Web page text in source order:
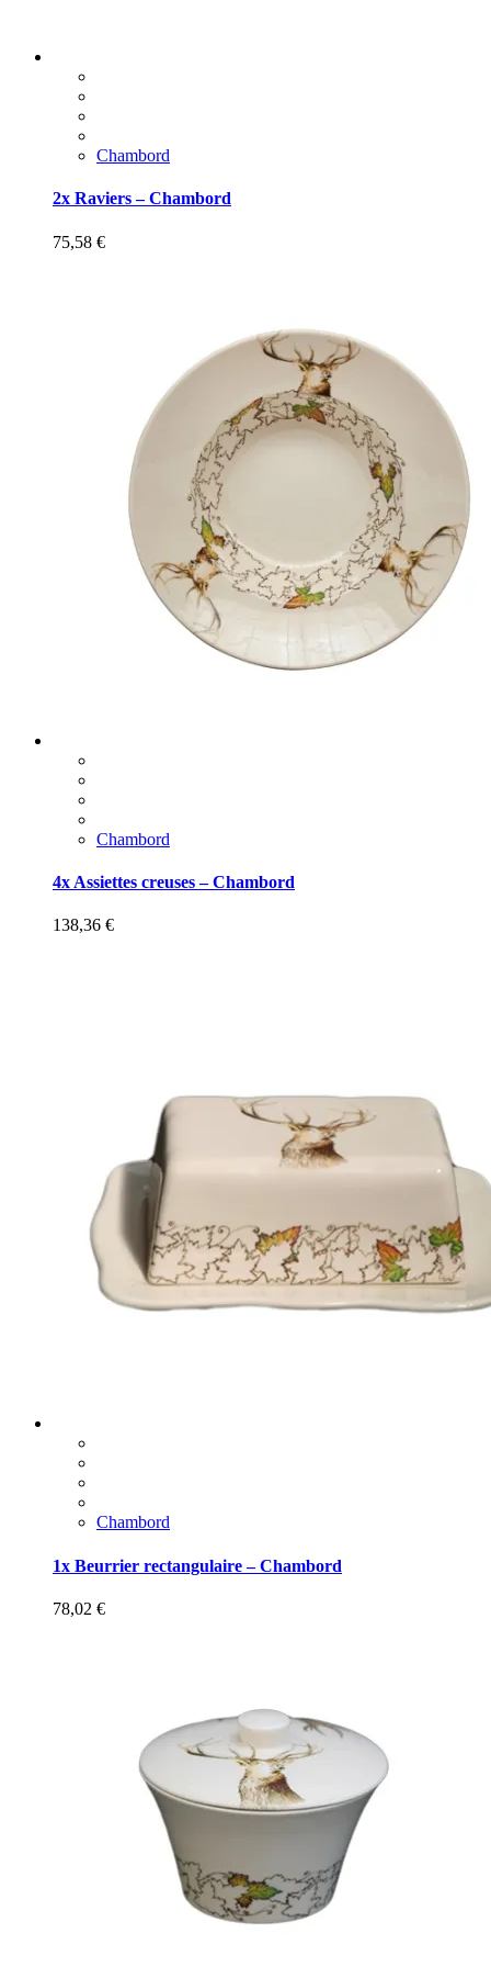
Chambord
2x Raviers – Chambord
75,58 €
Chambord
4x Assiettes creuses – Chambord
138,36 €
Chambord
1x Beurrier rectangulaire – Chambord
78,02 €